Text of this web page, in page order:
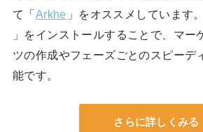
て「Arkhe 」をオススメしています
」をインストールすることで、マー
ツの作成やフェーズごとのスピーデ
能です。
さらに詳しくみる